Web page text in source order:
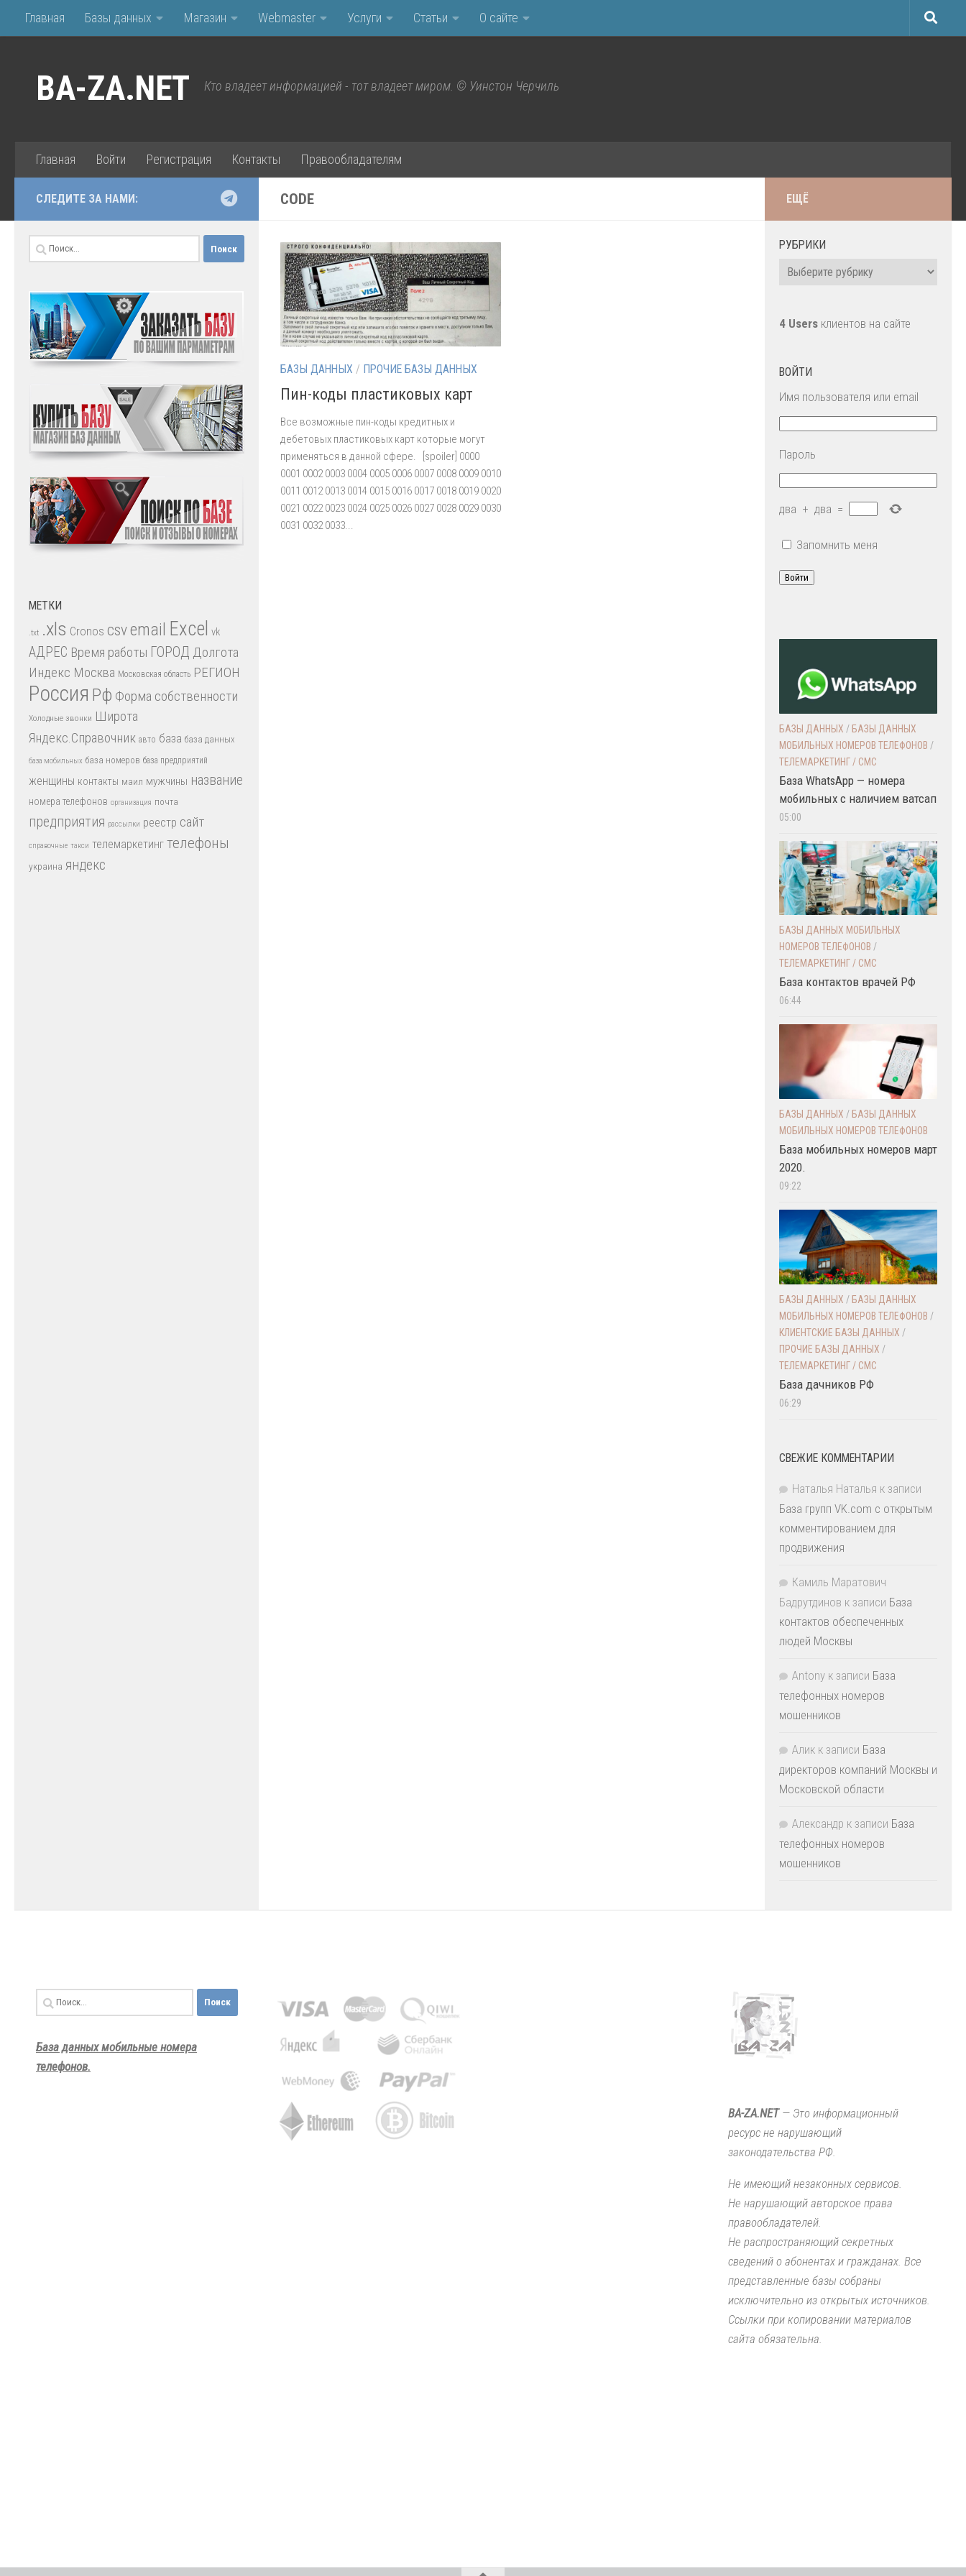
Перейти к содержимому
Главная Базы данных Магазин Webmaster Услуги Статьи О сайте
BA-ZA.NET Кто владеет информацией - тот владеет миром. © Уинстон Черчиль
Главная Войти Регистрация Контакты Правообладателям
CODE
БАЗЫ ДАННЫХ / ПРОЧИЕ БАЗЫ ДАННЫХ
Пин-коды пластиковых карт
Все возможные пин-коды кредитных и
дебетовых пластиковых карт которые могут
применяться в данной сфере. [spoiler] 0000
0001 0002 0003 0004 0005 0006 0007 0008 0009 0010
0011 0012 0013 0014 0015 0016 0017 0018 0019 0020
0021 0022 0023 0024 0025 0026 0027 0028 0029 0030
0031 0032 0033...
СЛЕДИТЕ ЗА НАМИ:
Найти:
МЕТКИ
.txt .xls Cronos csvemail Excel vk
АДРЕС Время работы ГОРОД Долгота
Индекс Москва Московская область РЕГИОН
Россия Рф Форма собственности
Холодные звонки Широта
Яндекс.Справочник авто база база данных
база мобильных база номеров база предприятий
женщины контакты маил мужчины название
номера телефонов организация почта
предприятия рассылки реестр сайт
справочные такси телемаркетинг телефоны
украина яндекс
ЕЩЁ
РУБРИКИ
Рубрики
4 Users клиентов на сайте
ВОЙТИ
Имя пользователя или email
Пароль
два + два =
Запомнить меня
Войти
БАЗЫ ДАННЫХ / БАЗЫ ДАННЫХ
МОБИЛЬНЫХ НОМЕРОВ ТЕЛЕФОНОВ /
ТЕЛЕМАРКЕТИНГ / СМС
База WhatsApp — номера
мобильных с наличием ватсап
05:00
БАЗЫ ДАННЫХ МОБИЛЬНЫХ
НОМЕРОВ ТЕЛЕФОНОВ /
ТЕЛЕМАРКЕТИНГ / СМС
База контактов врачей РФ
06:44
БАЗЫ ДАННЫХ / БАЗЫ ДАННЫХ
МОБИЛЬНЫХ НОМЕРОВ ТЕЛЕФОНОВ
База мобильных номеров март
2020.
09:22
БАЗЫ ДАННЫХ / БАЗЫ ДАННЫХ
МОБИЛЬНЫХ НОМЕРОВ ТЕЛЕФОНОВ /
КЛИЕНТСКИЕ БАЗЫ ДАННЫХ /
ПРОЧИЕ БАЗЫ ДАННЫХ /
ТЕЛЕМАРКЕТИНГ / СМС
База дачников РФ
06:29
СВЕЖИЕ КОММЕНТАРИИ
Наталья Наталья к записи
База групп VK.com с открытым
комментированием для
продвижения
Камиль Маратович
Бадрутдинов к записи База
контактов обеспеченных
людей Москвы
Antony к записи База
телефонных номеров
мошенников
Алик к записи База
директоров компаний Москвы и
Московской области
Александр к записи База
телефонных номеров
мошенников
Найти:
База данных мобильные номера
телефонов.
BA-ZA.NET— Это информационный
ресурс не нарушающий
законодательства РФ.
Не имеющий незаконных сервисов.
Не нарушающий авторское права
правообладателей.
Не распространяющий секретных
сведений о абонентах и гражданах. Все
представленные базы собраны
исключительно из открытых источников.
Ссылки при копировании материалов
сайта обязательна.